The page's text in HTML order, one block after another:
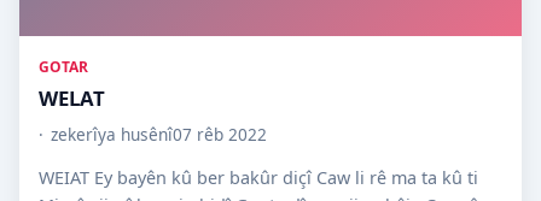
GOTAR
WELAT
zekerîya husênî07 rêb 2022
WEIAT Ey bayên kû ber bakûr diçî Caw li rê ma ta kû ti